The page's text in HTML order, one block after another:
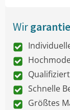
Wir
Schnelle
Größtes